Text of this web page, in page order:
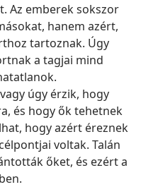
Az emberek sokszor
hanem azért,
tartoznak. Úgy
a tagjai mind
úgy érzik, hogy
és hogy ők tehetnek
hogy azért éreznek
voltak. Talán
őket, és ezért a